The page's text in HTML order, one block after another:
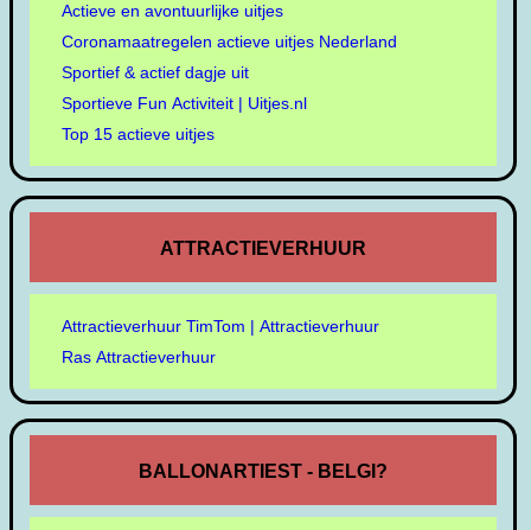
Actieve en avontuurlijke uitjes
Coronamaatregelen actieve uitjes Nederland
Sportief & actief dagje uit
Sportieve Fun Activiteit | Uitjes.nl
Top 15 actieve uitjes
ATTRACTIEVERHUUR
Attractieverhuur TimTom | Attractieverhuur
Ras Attractieverhuur
BALLONARTIEST - BELGI?